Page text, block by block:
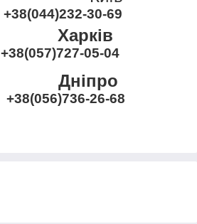
+38(044)232-30-69
Харків
+38(057)727-05-04
Дніпро
+38(056)736-26-68